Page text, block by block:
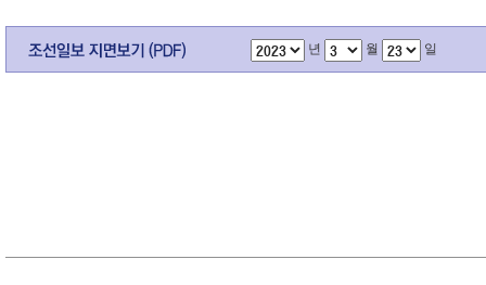
년 월 일